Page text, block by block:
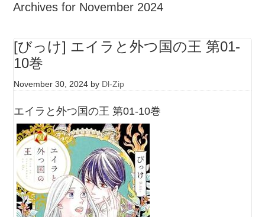
Archives for November 2024
[びっけ] エイラと外つ国の王 第01-
10巻
November 30, 2024 by Dl-Zip
エイラと外つ国の王 第01-10巻